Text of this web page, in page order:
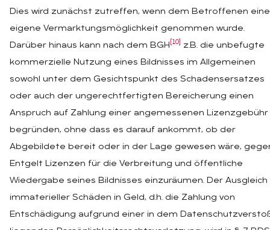
Dies wird zunächst zutreffen, wenn dem Betroffenen eine
eigene Vermarktungsmöglichkeit genommen wurde.
Darüber hinaus kann nach dem BGH [10]
z.B. die unbefugte
kommerzielle Nutzung eines Bildnisses im Allgemeinen
sowohl unter dem Gesichtspunkt des Schadensersatzes
oder auch der ungerechtfertigten Bereicherung einen
Anspruch auf Zahlung einer angemessenen Lizenzgebühr
begründen, ohne dass es darauf ankommt, ob der
Abgebildete bereit oder in der Lage gewesen wäre,
Entgelt Lizenzen für die Verbreitung und öffentliche
Wiedergabe seines Bildnisses einzuräumen. Der Ausgleich
immaterieller Schäden in Geld, d.h. die Zahlung von
Entschädigung aufgrund einer in dem